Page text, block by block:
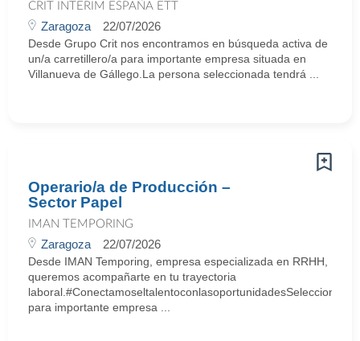
CRIT INTERIM ESPAÑA ETT
Zaragoza 22/07/2026
Desde Grupo Crit nos encontramos en búsqueda activa de
un/a carretillero/a para importante empresa situada en
Villanueva de Gállego.La persona seleccionada tendrá ...
Operario/a de Producción –
Sector Papel
IMAN TEMPORING
Zaragoza 22/07/2026
Desde IMAN Temporing, empresa especializada en RRHH,
queremos acompañarte en tu trayectoria
para importante empresa ...